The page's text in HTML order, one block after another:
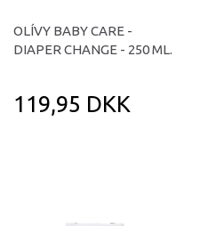
OLÍVY BABY CARE -
DIAPER CHANGE - 250 ML.
119,95 DKK